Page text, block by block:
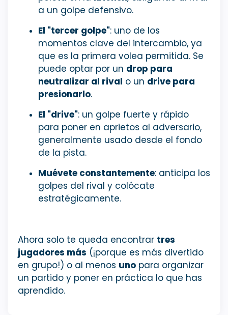
a un golpe defensivo.
El "tercer golpe": uno de los
momentos clave del intercambio, ya
que es la primera volea permitida. Se
puede optar por un drop para
neutralizar al rival o un drive para
presionarlo.
El "drive": un golpe fuerte y rápido
para poner en aprietos al adversario,
generalmente usado desde el fondo
de la pista.
Muévete constantemente: anticipa los
golpes del rival y colócate
estratégicamente.
Ahora solo te queda encontrar tres
jugadores más (¡porque es más divertido
en grupo!) o al menos uno para organizar
un partido y poner en práctica lo que has
aprendido.